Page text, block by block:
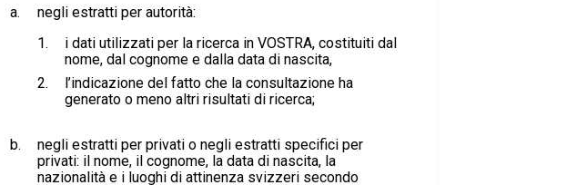
a.
negli estratti per autorità:
1.
i dati utilizzati per la ricerca in VOSTRA, costituiti dal
nome, dal cognome e dalla data di nascita,
2.
l’indicazione del fatto che la consultazione ha
generato o meno altri risultati di ricerca;
b.
negli estratti per privati o negli estratti specifici per
privati: il nome, il cognome, la data di nascita, la
nazionalità e i luoghi di attinenza svizzeri secondo